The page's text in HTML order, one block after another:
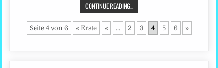
CONTINUE READING...
Seite 4 von 6 « Erste « ... 2 3 4 5 6 »